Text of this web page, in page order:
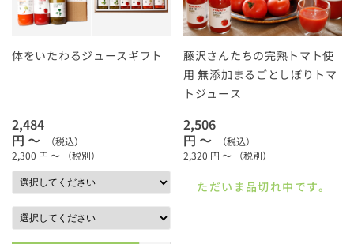
体をいたわるジュースギフト
2,484
円 ～
（税込）
2,300 円 ～ （税別）
藤沢さんたちの完熟トマト使
用 無添加まるごとしぼりトマ
トジュース
2,506
円 ～
（税込）
2,320 円 ～ （税別）
ただいま品切れ中です。